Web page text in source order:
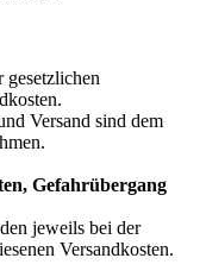
Versand sind dem
Gefahrübergang
jeweils bei der
Versandkosten.